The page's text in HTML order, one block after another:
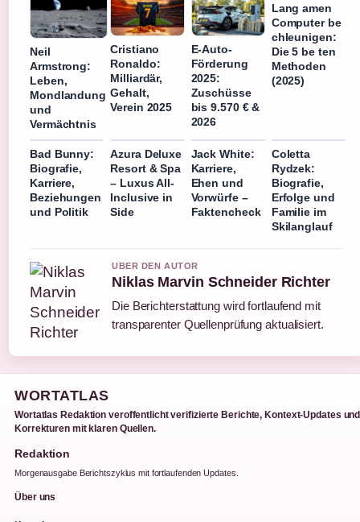
Neil
Armstrong:
Leben,
Mondlandung
und
Vermächtnis
Cristiano
Ronaldo:
Milliardär,
Gehalt,
Verein 2025
E-Auto-
Förderung
2025:
Zuschüsse
bis 9.570 € &
2026
Lang amen
Computer be
chleunigen:
Die 5 be ten
Methoden
(2025)
Bad Bunny:
Biografie,
Karriere,
Beziehungen
und Politik
Azura Deluxe
Resort & Spa
– Luxus All-
Inclusive in
Side
Jack White:
Karriere,
Ehen und
Vorwürfe –
Faktencheck
Coletta
Rydzek:
Biografie,
Erfolge und
Familie im
Skilanglauf
UBER DEN AUTOR
Niklas Marvin Schneider Richter
Die Berichterstattung wird fortlaufend mit
transparenter Quellenprüfung aktualisiert.
WORTATLAS
Wortatlas Redaktion veroffentlicht verifizierte Berichte, Kontext-Updates und
Korrekturen mit klaren Quellen.
Redaktion
Morgenausgabe Berichtszyklus mit fortlaufenden Updates.
Über uns